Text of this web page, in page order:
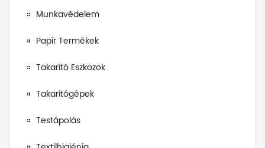
Munkavédelem
Papír Termékek
Takarító Eszközök
Takarítógépek
Testápolás